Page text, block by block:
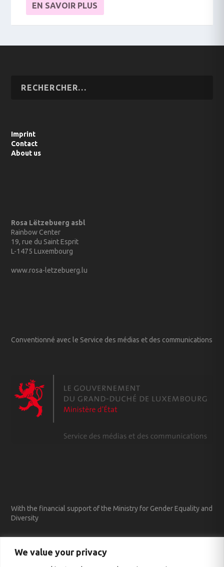
We value your privacy
EN SAVOIR PLUS
Imprint
Contact
About us
Rosa Lëtzebuerg asbl
Rainbow Center
19, rue du Saint Esprit
L-1475 Luxembourg
www.rosa-letzebuerg.lu
Conventionné avec le Service des médias et des communications
With the financial support of the Ministry for Gender Equality and
Diversity